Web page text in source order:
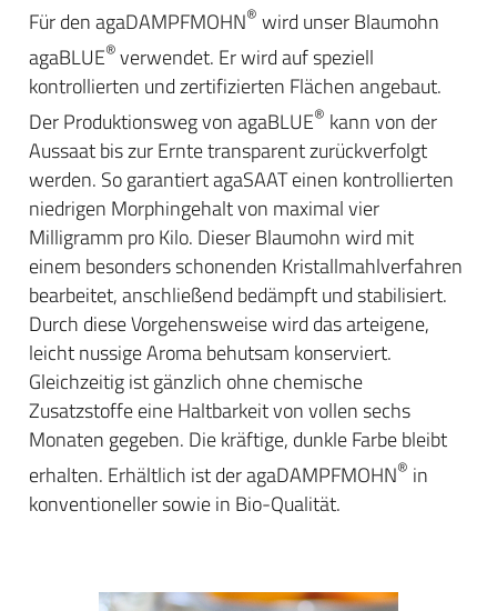
Für den agaDAMPFMOHN® wird unser Blaumohn
agaBLUE®verwendet. Er wird auf speziell
kontrollierten und zertifizierten Flächen angebaut.
Der Produktionsweg von agaBLUE® kann von der
Aussaat bis zur Ernte transparent zurückverfolgt
werden. So garantiert agaSAAT einen kontrollierten
niedrigen Morphingehalt von maximal vier
Milligramm pro Kilo. Dieser Blaumohn wird mit
einem besonders schonenden Kristallmahlverfahren
bearbeitet, anschließend bedämpft und stabilisiert.
Durch diese Vorgehensweise wird das arteigene,
leicht nussige Aroma behutsam konserviert.
Gleichzeitig ist gänzlich ohne chemische
Zusatzstoffe eine Haltbarkeit von vollen sechs
Monaten gegeben. Die kräftige, dunkle Farbe bleibt
erhalten. Erhältlich ist der agaDAMPFMOHN® in
konventioneller sowie in Bio-Qualität.